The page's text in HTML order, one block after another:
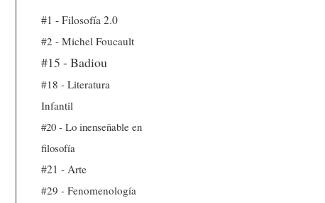
#1 - Filosofía 2.0
#2 - Michel Foucault
#15 - Badiou
#18 - Literatura
Infantil
#20 - Lo inenseñable en
filosofía
#21 - Arte
#29 - Fenomenología